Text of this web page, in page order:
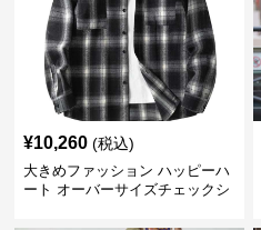
¥10,260 (税込)
大きめファッション ハッピーハ
ート オーバーサイズチェックシ